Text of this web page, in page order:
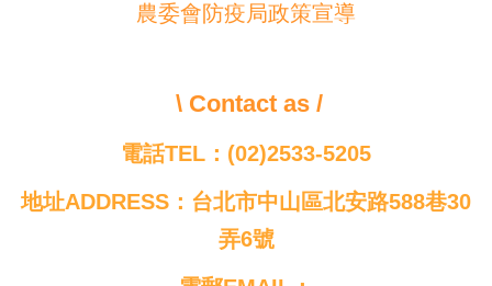
農委會防疫局政策宣導
\ Contact as /
電話TEL：(02)2533-5205
地址ADDRESS：台北市中山區北安路588巷30
弄6號